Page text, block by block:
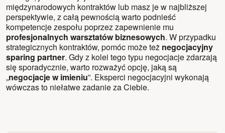
międzynarodowych kontraktów lub masz je w najbliższej
perspektywie, z całą pewnością warto podnieść
kompetencje zespołu poprzez zapewnienie mu
profesjonalnych warsztatów biznesowych. W przypadku
strategicznych kontraktów, pomóc może też negocjacyjny
sparing partner. Gdy z kolei tego typu negocjacje zdarzają
się sporadycznie, warto rozważyć opcję, jaką są
„negocjacje w imieniu”. Eksperci negocjacyjni wykonają
wówczas to niełatwe zadanie za Ciebie.